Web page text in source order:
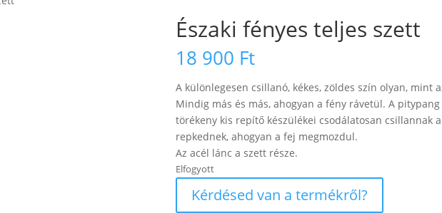
Északi fényes teljes szett
18 900 Ft
A különlegesen csillanó, kékes, zöldes szín olyan, mint
Mindig más és más, ahogyan a fény rávetül. A
törékeny kis repítő készülékei csodálatosan csillannak
repkednek, ahogyan a fej megmozdul.
Az acél lánc a szett része.
Elfogyott